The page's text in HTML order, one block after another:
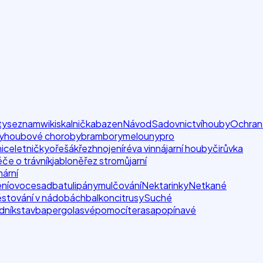
seznamwikiskalničkabazenNávodSadovnictvíhouby
houbové chorobybramborymelounypro
letničkyořešákřezhnojeníréva vinnájarní houbyčirůvka
o trávníkjabloněřez stromůjarní
ovocesadbatulipánymulčováníNektarinkyNetkané
v nádobáchbalkoncitrusySuché
stavbapergolasvépomocíterasapopínavé